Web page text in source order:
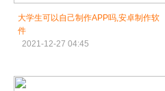
大学生可以自己制作APP吗,安卓制作软
件
2021-12-27 04:45